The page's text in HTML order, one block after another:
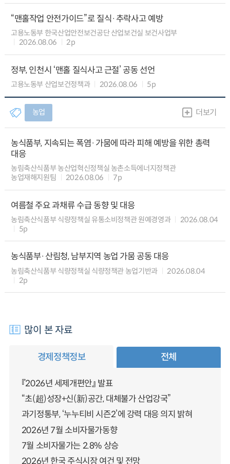
“맨홀작업 안전가이드”로 질식·추락사고 예방
고용노동부 한국산업안전보건공단 산업보건실 보건사업부
2026.08.06
2p
정부, 인천시 ‘맨홀 질식사고 근절’ 공동 선언
고용노동부 산업보건정책과 2026.08.06 5p
농업 더보기
농식품부, 지속되는 폭염·가뭄에 따라 피해 예방을 위한 총력
대응
농림축산식품부 농산업혁신정책실 농촌소득에너지정책관
농업재해지원팀
2026.08.06 7p
여름철 주요 과채류 수급 동향 및 대응
농림축산식품부 식량정책실 유통소비정책관 원예경영과
2026.08.04
5p
농식품부·산림청, 남부지역 농업 가뭄 공동 대응
농림축산식품부 식량정책실 식량정책관 농업기반과
2026.08.04
2p
많이 본 자료
경제정책정보 전체
『2026년 세제개편안』 발표
“초(超)성장+신(新)공간, 대체불가 산업강국”
과기정통부, ‘누누티비 시즌2’에 강력 대응 의지 밝혀
2026년 7월 소비자물가동향
7월 소비자물가는 2.8% 상승
2026년 한국 주식시장 여건 및 전망